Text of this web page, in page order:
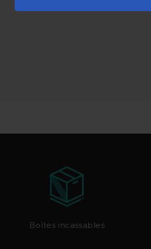
Boîtes incassables